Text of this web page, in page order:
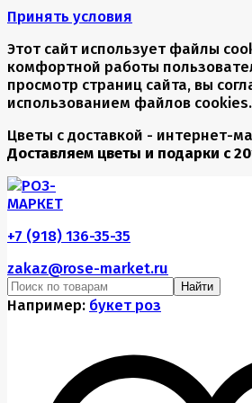
Принять условия
Этот сайт использует файлы
комфортной работы
просмотр страниц сайта, вы
использованием файлов cookies.
Цветы с доставкой - интернет-
Доставляем цветы и подарки с
+7 (918) 136-35-35
zakaz@rose-market.ru
Найти
Например: букет роз